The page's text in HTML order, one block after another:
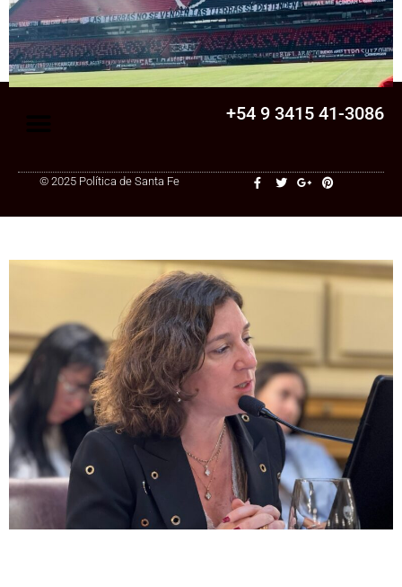
Senado
La Legislatura aprobó una ley clave para
una cooperativa de Santa Fe: ¿qué
cambia?
+54 9 3415 41-3086
© 2025 Política de Santa Fe